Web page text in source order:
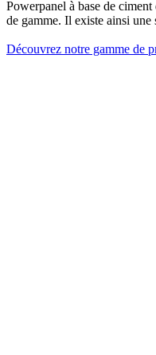
Powerpanel à base de
de gamme. Il existe ainsi
Découvrez notre gamme de